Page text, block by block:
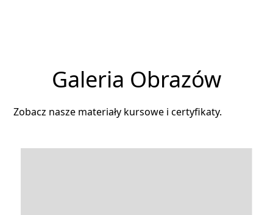
Galeria Obrazów
Zobacz nasze materiały kursowe i certyfikaty.